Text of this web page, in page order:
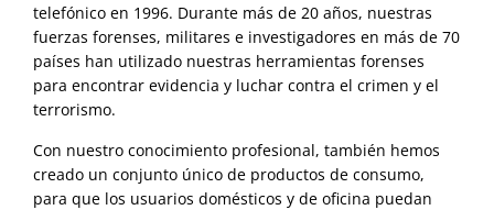
telefónico en 1996. Durante más de 20 años, nuestras
fuerzas forenses, militares e investigadores en más de 70
países han utilizado nuestras herramientas forenses
para encontrar evidencia y luchar contra el crimen y el
terrorismo.
Con nuestro conocimiento profesional, también hemos
creado un conjunto único de productos de consumo,
para que los usuarios domésticos y de oficina puedan